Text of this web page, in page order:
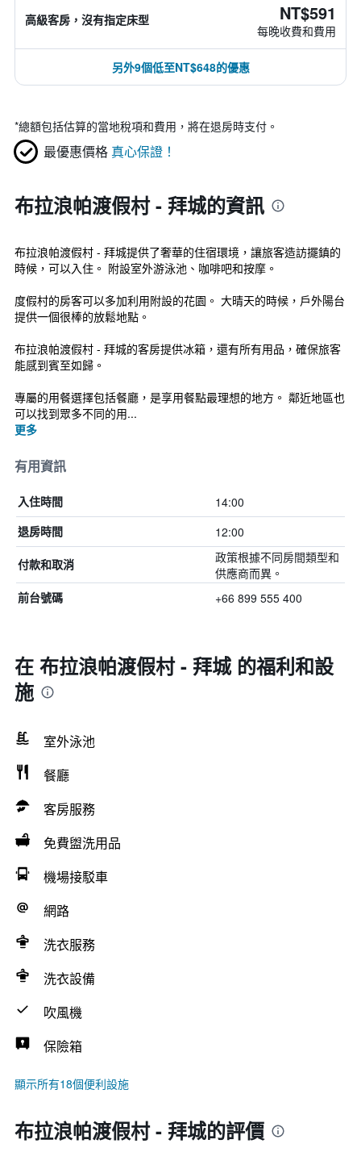
高級客房，沒有指定床型 NT$591
每晚收費和費用
另外9個低至NT$648的優惠
*總額包括估算的當地稅項和費用，將在退房時支付。
最優惠價格 真心保證！
布拉浪帕渡假村 - 拜城的資訊
布拉浪帕渡假村 - 拜城提供了奢華的住宿環境，讓旅客造訪擺鎮的
時候，可以入住。 附設室外游泳池、咖啡吧和按摩。
度假村的房客可以多加利用附設的花園。 大晴天的時候，戶外陽台
提供一個很棒的放鬆地點。
布拉浪帕渡假村 - 拜城的客房提供冰箱，還有所有用品，確保旅客
能感到賓至如歸。
專屬的用餐選擇包括餐廳，是享用餐點最理想的地方。 鄰近地區也
可以找到眾多不同的用...
更多
有用資訊
入住時間 14:00
退房時間 12:00
付款和取消
政策根據不同房間類型和
供應商而異。
前台號碼 +66 899 555 400
在 布拉浪帕渡假村 - 拜城 的福利和設
施
室外泳池
餐廳
客房服務
免費盥洗用品
機場接駁車
網路
洗衣服務
洗衣設備
吹風機
保險箱
顯示所有18個便利設施
布拉浪帕渡假村 - 拜城的評價